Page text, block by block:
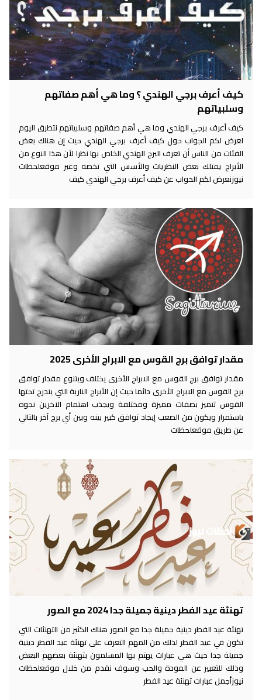
كيف أعرف برجي الهندي ؟ وما هي أهم صفاتهم
وسلبياتهم
كيف أعرف برجي الهندي وما هي أهم صفاتهم وسلبياتهم نتطرق اليوم
لعرض لكم الجواب حول كيف أعرف برجي الهندي حيث إن هناك بعض
الفئات من الناس أن تعرف البرج الهندي الخاص بها نظرا لأن هذا النوع من
الأبراج يمتلك بعض النظريات والأسس التي تخصه وعبر موقعلحظات
نيوزنعرض لكم الحواب عن كيف أعرف برجي الهندي كيف
مقدار توافق برج القوس مع الابراج الأخرى 2025
مقدار توافق برج القوس مع الابراج الأخرى يختلف ويتنوع مقدار توافق
برج القوس مع الابراج الأخرى دائما حيث إن الأبراج النارية التي يندرج تحتها
القوس تتميز بصفات مميزة ومختلفة ويجذب اهتمام الآخرين نحوه
باستمرار ويكون من الصعب إيجاد توافق كبير بينه وبين أي برج آخر بالتالي
عن طريق موقعلحظات
تهنئة عيد الفطر دينية جميلة جدا 2024 مع الصور
تهنئة عيد الفطر دينية جميلة جدا مع الصور هناك الكثير من التهنئات التي
تكون في عيد الفطر لذلك من المهم التعرف على تهنئة عيد الفطر دينية
جميلة جدا حيث هي عبارات يهتم بها المسلمون بتهنئة بعضهم البعض
وذلك للتعبير عن المودة والحب وسوف نقدم من خلال موقعلحظات
نيوزأجمل عبارات تهنئة عيد الفطر